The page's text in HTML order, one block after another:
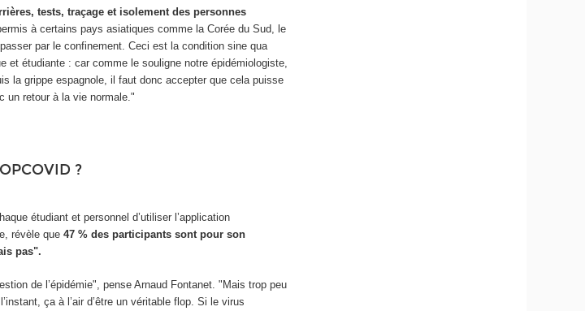
tests, traçage et isolement des personnes
à certains pays asiatiques comme la Corée du Sud, le
par le confinement. Ceci est la condition sine qua
et étudiante : car comme le souligne notre épidémiologiste,
la grippe espagnole, il faut donc accepter que cela puisse
un retour à la vie normale."
?
étudiant et personnel d’utiliser l’application
révèle que47 % des participants sont pour son
pas".
de l’épidémie", pense Arnaud Fontanet. "Mais trop peu
ça à l’air d’être un véritable flop. Si le virus